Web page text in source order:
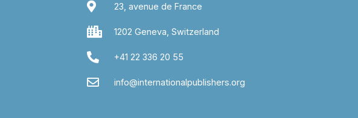
23, avenue de France
1202 Geneva, Switzerland
+41 22 336 20 55
info@internationalpublishers.org